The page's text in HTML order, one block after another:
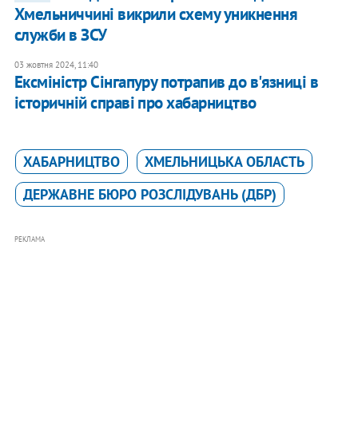
Хмельниччині викрили схему уникнення
служби в ЗСУ
03 жовтня 2024, 11:40
Ексміністр Сінгапуру потрапив до в'язниці в
історичній справі про хабарництво
ХАБАРНИЦТВО
ХМЕЛЬНИЦЬКА ОБЛАСТЬ
ДЕРЖАВНЕ БЮРО РОЗСЛІДУВАНЬ (ДБР)
РЕКЛАМА